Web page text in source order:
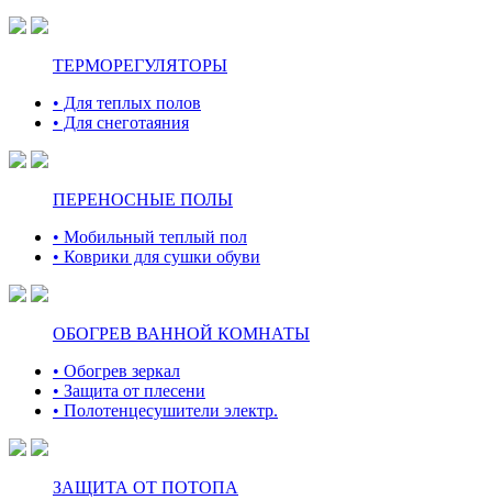
ТЕРМОРЕГУЛЯТОРЫ
• Для теплых полов
• Для снеготаяния
ПЕРЕНОСНЫЕ ПОЛЫ
• Мобильный теплый пол
• Коврики для сушки обуви
ОБОГРЕВ ВАННОЙ КОМНАТЫ
• Обогрев зеркал
• Защита от плесени
• Полотенцесушители электр.
ЗАЩИТА ОТ ПОТОПА